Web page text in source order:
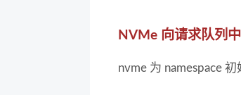
NVMe 向请求队列
nvme 为 namespace